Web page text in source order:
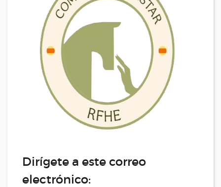
Dirígete a este correo
electrónico: